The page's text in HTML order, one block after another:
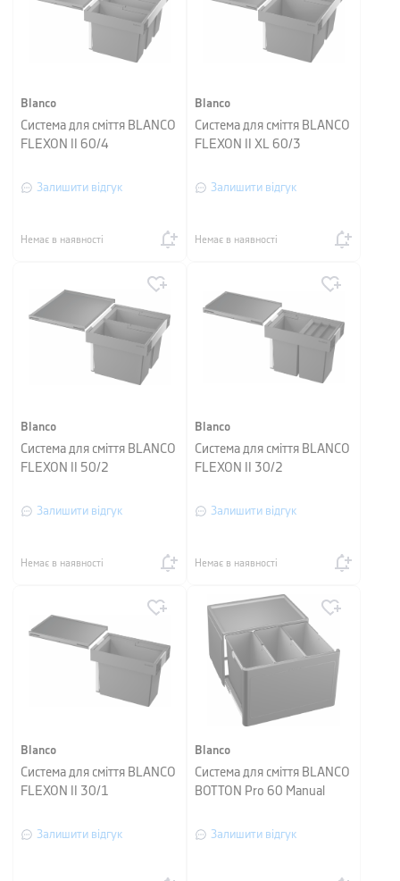
Blanco
Система для сміття BLANCO
FLEXON II 60/4
Залишити відгук
Немає в наявності
Blanco
Система для сміття BLANCO
FLEXON II XL 60/3
Залишити відгук
Немає в наявності
Blanco
Система для сміття BLANCO
FLEXON II 50/2
Залишити відгук
Немає в наявності
Blanco
Система для сміття BLANCO
FLEXON II 30/2
Залишити відгук
Немає в наявності
Blanco
Система для сміття BLANCO
FLEXON II 30/1
Залишити відгук
Blanco
Система для сміття BLANCO
BOTTON Pro 60 Manual
Залишити відгук